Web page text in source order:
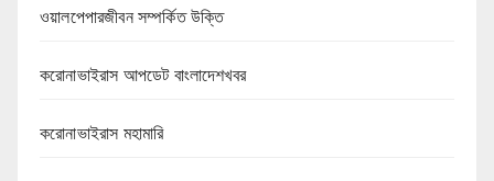
ওয়ালপেপারজীবন সম্পর্কিত উক্তি
করোনাভাইরাস আপডেট বাংলাদেশখবর
করোনাভাইরাস মহামারি